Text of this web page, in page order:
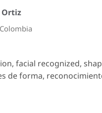
Ortiz
facial recognized,
de forma,